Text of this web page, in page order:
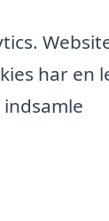
har en